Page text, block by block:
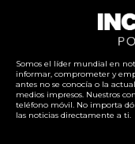
Somos el líder mundial en
informar, comprometer y
antes no se conocía o la
medios impresos. Nuestros
teléfono móvil. No importa
las noticias directamente a ti.